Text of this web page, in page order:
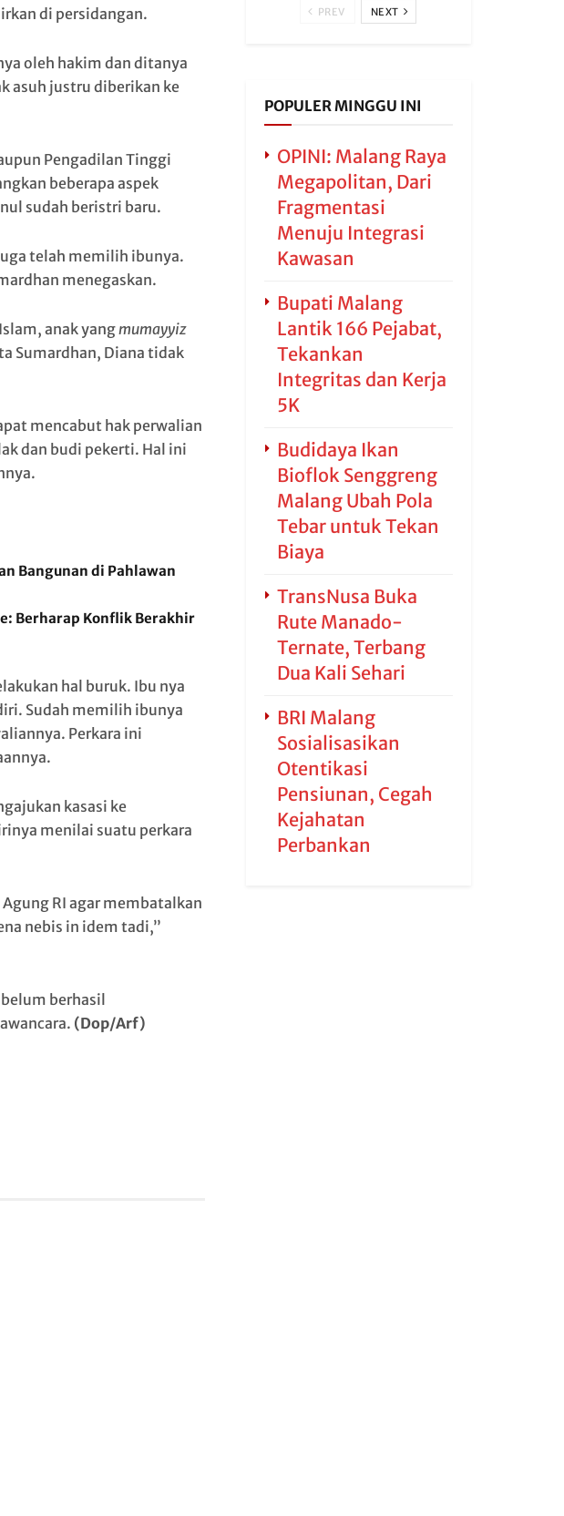
di persidangan.
oleh hakim dan ditanya
asuh justru diberikan ke
Pengadilan Tinggi
beberapa aspek
sudah beristri baru.
telah memilih ibunya.
menegaskan.
anak yangmumayyiz
Sumardhan, Diana tidak
mencabut hak perwalian
dan budi pekerti. Hal ini
Bangunan di Pahlawan
Berharap Konflik Berakhir
hal buruk. Ibu nya
Sudah memilih ibunya
Perkara ini
kasasi ke
menilai suatu perkara
RI agar membatalkan
nebis in idem tadi,”
berhasil
(Dop/Arf)
PREV NEXT
POPULER MINGGU INI
OPINI: Malang Raya
Megapolitan, Dari
Fragmentasi
Menuju Integrasi
Kawasan
Bupati Malang
Lantik 166 Pejabat,
Tekankan
Integritas dan Kerja
5K
Budidaya Ikan
Bioflok Senggreng
Malang Ubah Pola
Tebar untuk Tekan
Biaya
TransNusa Buka
Rute Manado-
Ternate, Terbang
Dua Kali Sehari
BRI Malang
Sosialisasikan
Otentikasi
Pensiunan, Cegah
Kejahatan
Perbankan